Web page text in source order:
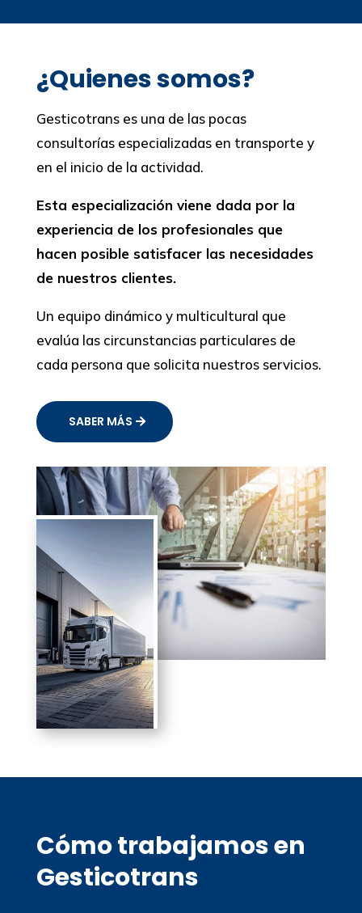
¿Quienes somos?
Gesticotrans es una de las pocas
consultorías especializadas en transporte y
en el inicio de la actividad.
Esta especialización viene dada por la
experiencia de los profesionales que
hacen posible satisfacer las necesidades
de nuestros clientes.
Un equipo dinámico y multicultural que
evalúa las circunstancias particulares de
cada persona que solicita nuestros servicios.
SABER MÁS
Cómo trabajamos en
Gesticotrans